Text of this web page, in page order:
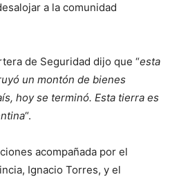
a la comunidad
de Seguridad dijo que “esta
un montón de bienes
hoy se terminó. Esta tierra es
“.
acompañada por el
Ignacio Torres, y el